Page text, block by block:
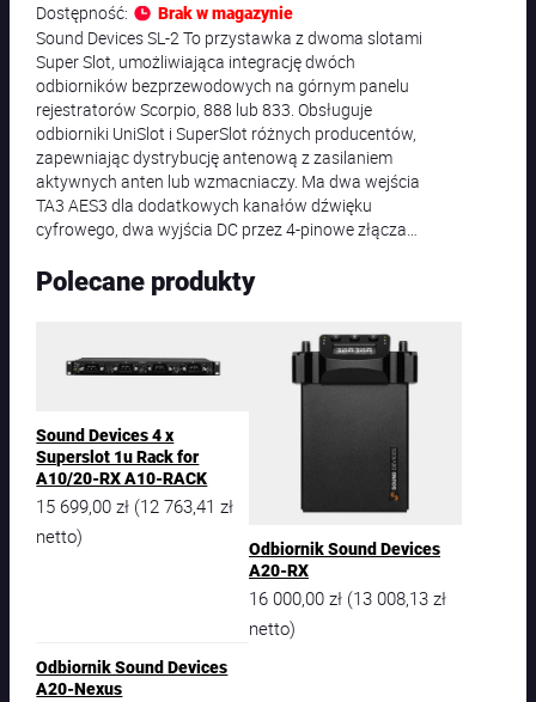
Dostępność:
Brak w magazynie
Sound Devices SL-2 To przystawka z dwoma slotami
Super Slot, umożliwiająca integrację dwóch
odbiorników bezprzewodowych na górnym panelu
rejestratorów Scorpio, 888 lub 833. Obsługuje
odbiorniki UniSlot i SuperSlot różnych producentów,
zapewniając dystrybucję antenową z zasilaniem
aktywnych anten lub wzmacniaczy. Ma dwa wejścia
TA3 AES3 dla dodatkowych kanałów dźwięku
cyfrowego, dwa wyjścia DC przez 4-pinowe złącza…
Polecane produkty
Sound Devices 4 x
Superslot 1u Rack for
A10/20-RX A10-RACK
15 699,00zł (12 763,41zł
netto)
Odbiornik Sound Devices
A20-RX
16 000,00 zł (13 008,13 zł
netto)
Odbiornik Sound Devices
A20-Nexus